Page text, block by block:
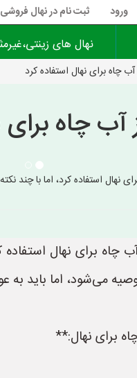
ورود ثبت نام در نهال فروشی
نهال های
چاه برای نهال استفاده کرد
آب چاه
نهال استفاده کرد، اما با
آب چاه برای نهال
می‌شود، اما باید
برای نهال:**